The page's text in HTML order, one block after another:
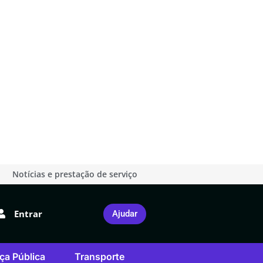
Notícias e prestação de serviço
Entrar Ajudar
Pública Transporte